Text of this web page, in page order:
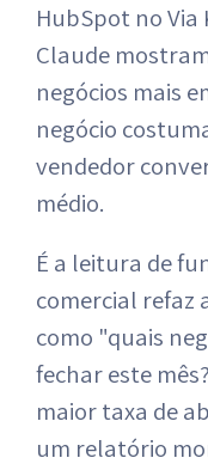
HubSpot no Via
Claude
negócios mais
negócio
vendedor
médio.
É a leitura de
comercial refaz
como "quais
fechar este
maior taxa de
um relatório